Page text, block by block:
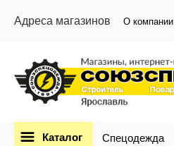
Адреса магазинов О компании
Каталог Спецодежда